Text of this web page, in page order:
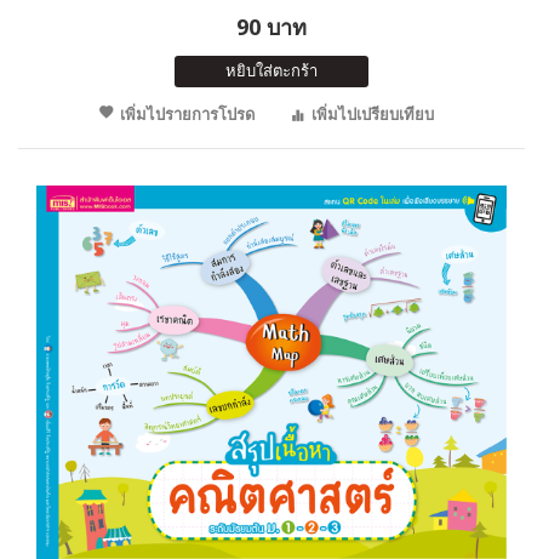
90 บาท
หยิบใส่ตะกร้า
เพิ่มไปรายการโปรด
เพิ่มไปเปรียบเทียบ